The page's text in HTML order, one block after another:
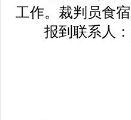
工作。裁判员食
报到联系人：